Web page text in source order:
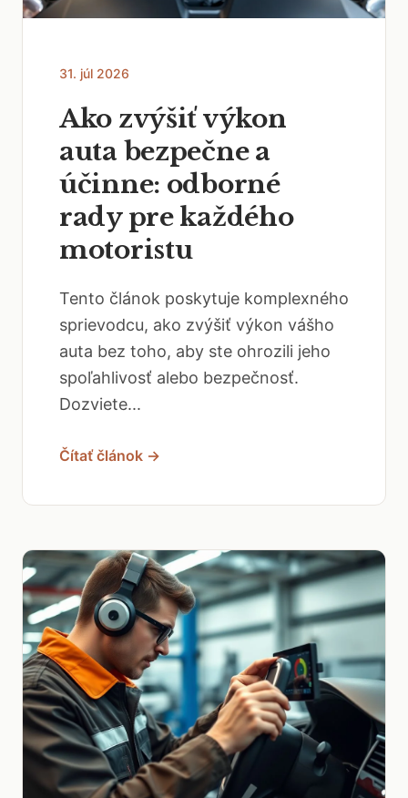
31. júl 2026
Ako zvýšiť výkon
auta bezpečne a
účinne: odborné
rady pre každého
motoristu
Tento článok poskytuje komplexného
sprievodcu, ako zvýšiť výkon vášho
auta bez toho, aby ste ohrozili jeho
spoľahlivosť alebo bezpečnosť.
Dozviete...
Čítať článok →